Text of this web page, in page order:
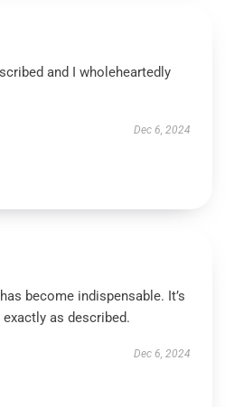
and I wholeheartedly
Dec 6, 2024
become indispensable. It’s
as described.
Dec 6, 2024